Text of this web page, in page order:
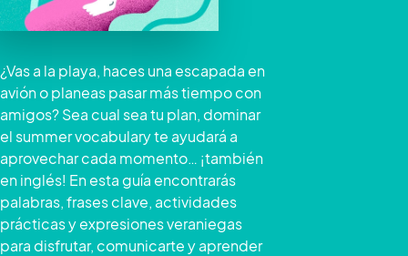
¿Vas a la playa, haces una escapada en
avión o planeas pasar más tiempo con
amigos? Sea cual sea tu plan, dominar
el summer vocabulary te ayudará a
aprovechar cada momento… ¡también
en inglés! En esta guía encontrarás
palabras, frases clave, actividades
prácticas y expresiones veraniegas
para disfrutar, comunicarte y aprender